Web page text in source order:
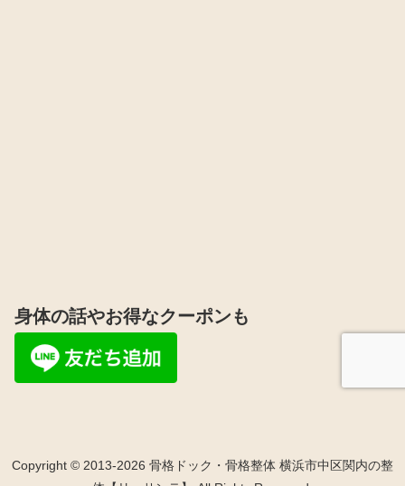
身体の話やお得なクーポンも
Copyright © 2013-2026 骨格ドック・骨格整体 横浜市中区関内の整